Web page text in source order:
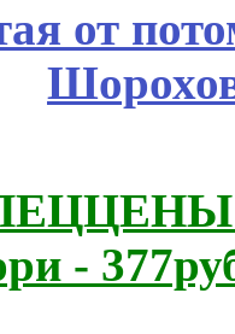
от
-